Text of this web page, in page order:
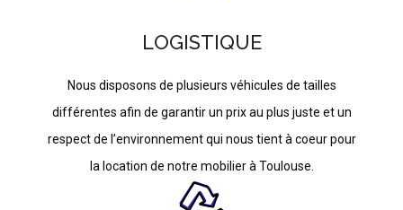
LOGISTIQUE
Nous disposons de plusieurs véhicules de tailles
différentes afin de garantir un prix au plus juste et un
respect de l’environnement qui nous tient à coeur pour
la location de notre mobilier à Toulouse.